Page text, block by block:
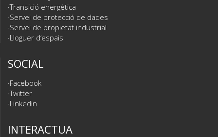
Transició energètica
Servei de protecció de dades
Servei de propietat industrial
Lloguer d’espais
SOCIAL
Facebook
Twitter
Linkedin
INTERACTUA